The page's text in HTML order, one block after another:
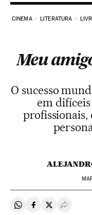
CINEMA LITERATURA
Meu
O sucesso
em difíceis
profissionais,
Compartir en
Compartir en
Compartir